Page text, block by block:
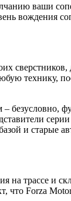
ваши
вождения
сверстников,
технику,
и старые
трассе и
Forza